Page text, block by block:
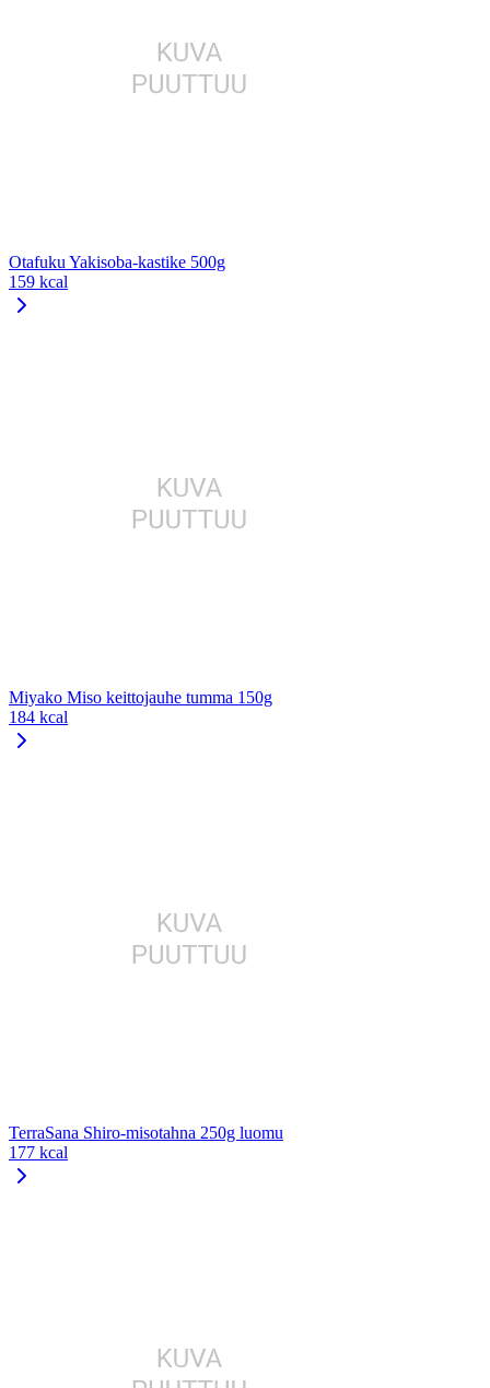
Otafuku Yakisoba-kastike 500g
159 kcal
Miyako Miso keittojauhe tumma 150g
184 kcal
TerraSana Shiro-misotahna 250g luomu
177 kcal